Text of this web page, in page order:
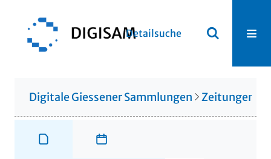
Detailsuche
Digitale Giessener Sammlungen Zeitungen